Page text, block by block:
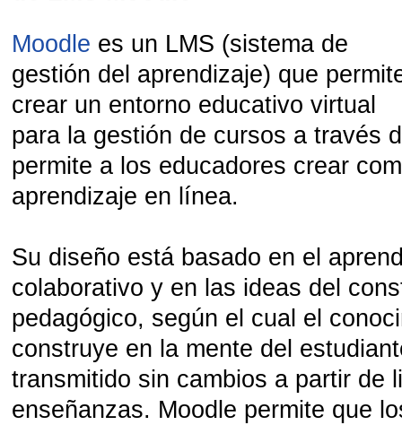
Moodle es un LMS (sistema de
gestión del aprendizaje) que
crear un entorno educativo virtual
para la gestión de cursos a través
permite a los educadores crear
aprendizaje en línea.
Su diseño está basado en el
colaborativo y en las ideas del
pedagógico, según el cual el
construye en la mente del
transmitido sin cambios a partir de
enseñanzas. Moodle permite que